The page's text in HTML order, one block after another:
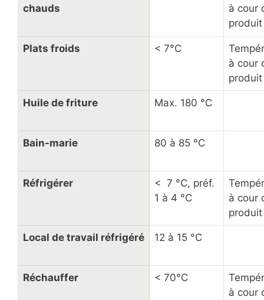
chauds
à cour
produit
Plats froids < 7°C
à cour
produit
Huile de friture Max. 180 °C
Bain-marie 80 à 85 °C
Réfrigérer
< 7 °C, préf.
1 à 4 °C
à cour
produit
Local de travail réfrigéré 12 à 15 °C
Réchauffer < 70°C
à cour